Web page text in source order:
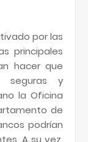
por las
principales
hacer que
seguras y
la Oficina
de
podrían
A su vez,